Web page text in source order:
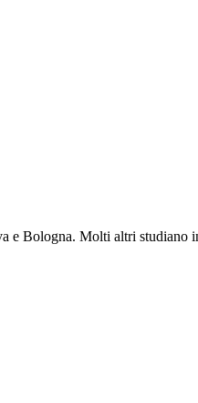
Bologna. Molti altri studiano